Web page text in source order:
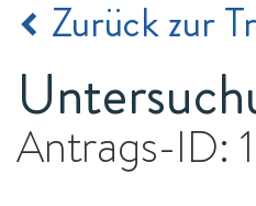
Zurück zur
Antrags-ID: